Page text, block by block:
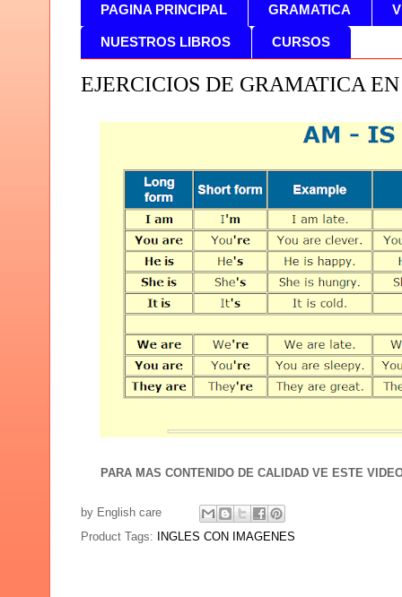
PAGINA PRINCIPAL GRAMATICA
NUESTROS LIBROS CURSOS
EJERCICIOS DE GRAMATICA
PARA MAS CONTENIDO DE CALIDAD VE ESTE
by English care
Product Tags: INGLES CON IMAGENES